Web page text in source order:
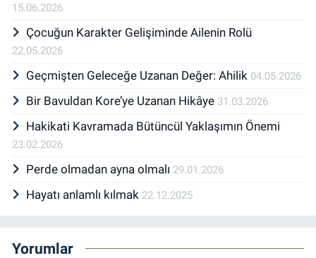
15.06.2026
Çocuğun Karakter Gelişiminde Ailenin Rolü
22.05.2026
Geçmişten Geleceğe Uzanan Değer: Ahilik 04.05.2026
Bir Bavuldan Kore’ye Uzanan Hikâye 31.03.2026
Hakikati Kavramada Bütüncül Yaklaşımın Önemi
23.02.2026
Perde olmadan ayna olmalı 29.01.2026
Hayatı anlamlı kılmak 22.12.2025
Yorumlar